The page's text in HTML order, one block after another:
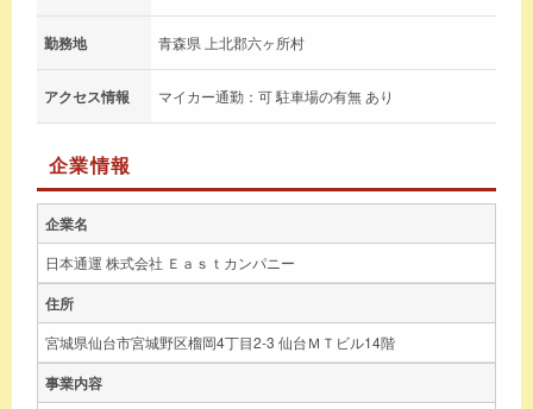
勤務地 青森県 上北郡六ヶ所村
アクセス情報 マイカー通勤：可 駐車場の有無 あり
企業情報
企業名
日本通運 株式会社 Ｅａｓｔカンパニー
住所
宮城県仙台市宮城野区榴岡4丁目2-3 仙台ＭＴビル14階
事業内容